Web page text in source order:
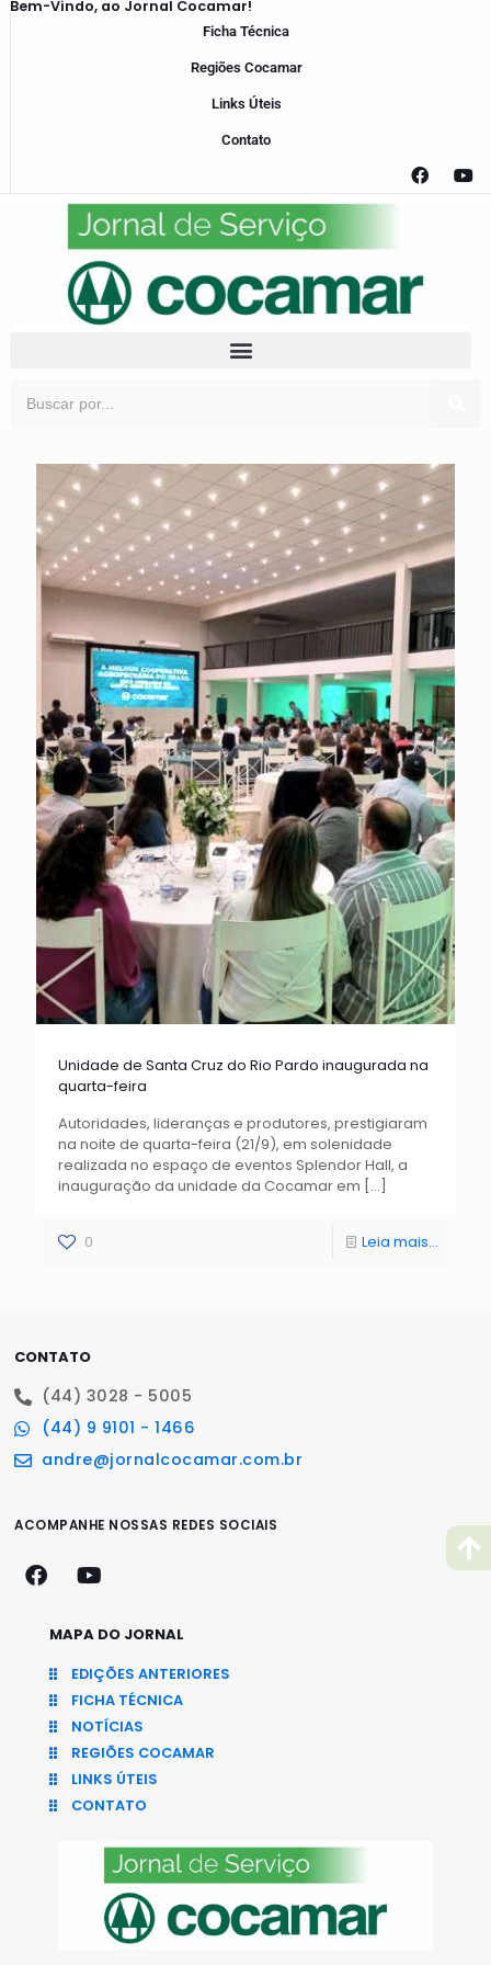
Bem-Vindo, ao Jornal Cocamar!
Ficha Técnica
Regiões Cocamar
Links Úteis
Contato
Unidade de Santa Cruz do Rio Pardo inaugurada na
quarta-feira
Autoridades, lideranças e produtores, prestigiaram
na noite de quarta-feira (21/9), em solenidade
realizada no espaço de eventos Splendor Hall, a
inauguração da unidade da Cocamar em […]
0 Leia mais...
CONTATO
(44) 3028 - 5005
(44) 9 9101 - 1466
andre@jornalcocamar.com.br
ACOMPANHE NOSSAS REDES SOCIAIS
MAPA DO JORNAL
EDIÇÕES ANTERIORES
FICHA TÉCNICA
NOTÍCIAS
REGIÕES COCAMAR
LINKS ÚTEIS
CONTATO